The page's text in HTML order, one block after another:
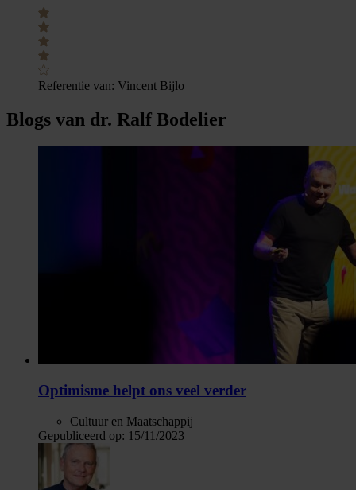
Referentie van: Vincent Bijlo
Blogs van dr. Ralf Bodelier
Optimisme helpt ons veel verder
Cultuur en Maatschappij
Gepubliceerd op: 15/11/2023